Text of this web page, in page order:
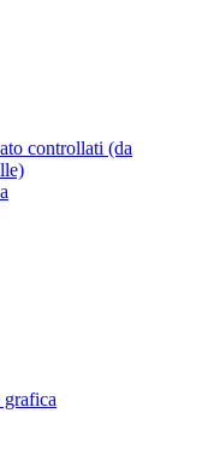
controllati (da
grafica